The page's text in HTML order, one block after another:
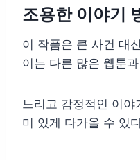
조용한 이야기
이 작품은 큰 사건 대
이는 다른 많은 웹툰
느리고 감정적인 이
미 있게 다가올 수 있